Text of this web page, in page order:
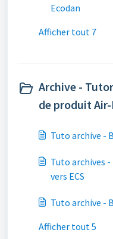
Ecodan
Afficher tout 7
Archive -
de produit Air-
Tuto archive -
Tuto archives
vers ECS
Tuto archive -
Afficher tout 5